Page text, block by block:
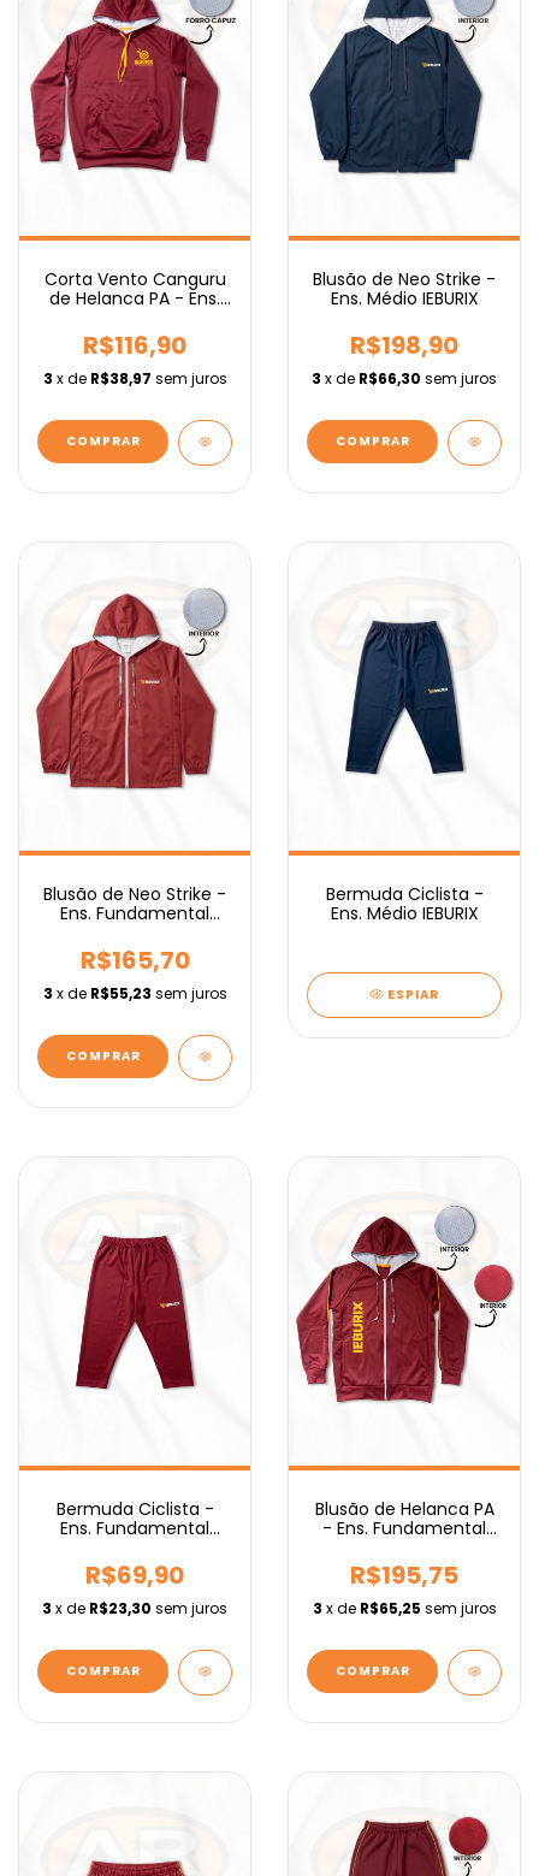
Corta Vento Canguru
de Helanca PA - Ens.
R$116,90
3 x de R$38,97 sem juros
COMPRAR
Blusão de Neo Strike -
Ens. Médio IEBURIX
R$198,90
3 x de R$66,30 sem juros
COMPRAR
Blusão de Neo Strike -
Ens. Fundamental
R$165,70
3 x de R$55,23 sem juros
COMPRAR
Bermuda Ciclista -
Ens. Médio IEBURIX
ESPIAR
Bermuda Ciclista -
Ens. Fundamental
R$69,90
3 x de R$23,30 sem juros
COMPRAR
Blusão de Helanca PA
- Ens. Fundamental
R$195,75
3 x de R$65,25 sem juros
COMPRAR